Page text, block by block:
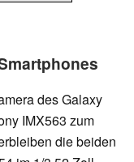
des Galaxy
IMX563 zum
die beiden